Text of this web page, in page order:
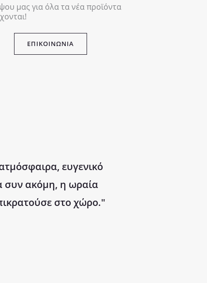
μας για όλα τα νέα προϊόντα
ΕΠΙΚΟΙΝΩΝΙΑ
ευγενικό
συν ακόμη, η ωραία
στο χώρο."